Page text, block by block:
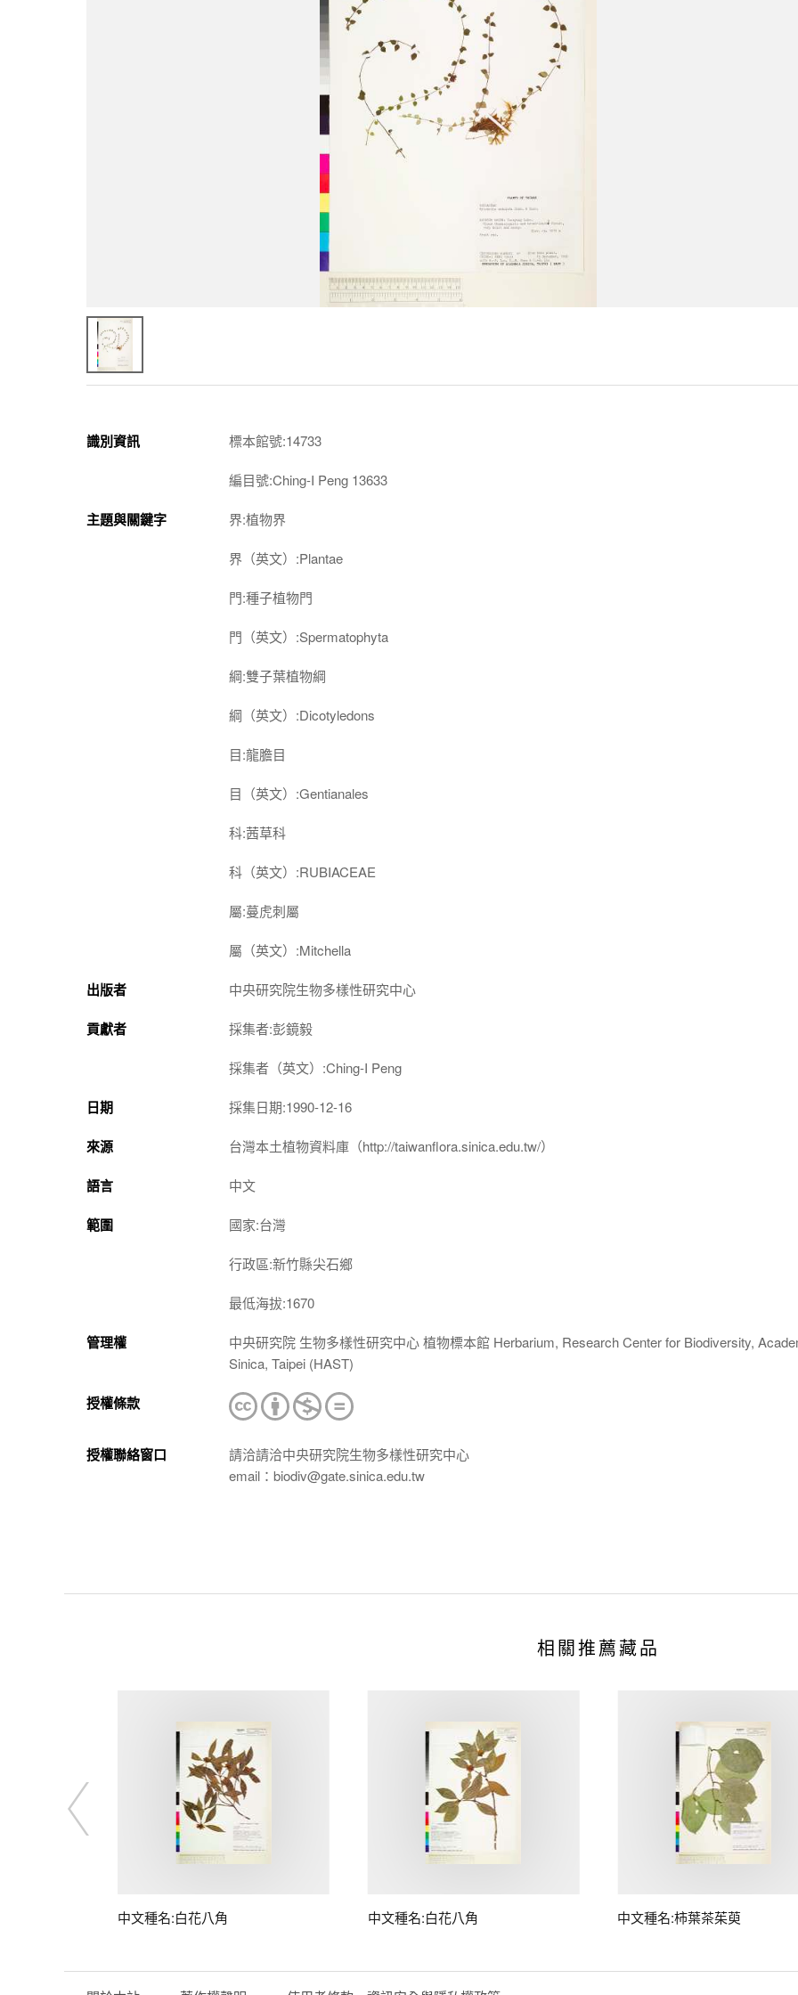
識別資訊 標本館號:14733
編目號:Ching-I Peng 13633
主題與關鍵字 界:植物界
界（英文）:Plantae
門:種子植物門
門（英文）:Spermatophyta
綱:雙子葉植物綱
綱（英文）:Dicotyledons
目:龍膽目
目（英文）:Gentianales
科:茜草科
科（英文）:RUBIACEAE
屬:蔓虎刺屬
屬（英文）:Mitchella
出版者 中央研究院生物多樣性研究中心
貢獻者 採集者:彭鏡毅
採集者（英文）:Ching-I Peng
日期 採集日期:1990-12-16
來源 台灣本土植物資料庫（http://taiwanflora.sinica.edu.tw/）
語言 中文
範圍 國家:台灣
行政區:新竹縣尖石鄉
最低海拔:1670
管理權
中央研究院 生物多樣性研究中心 植物標本館 Herbarium, Research Center for Biodiversity,
Sinica, Taipei (HAST)
授權條款
授權聯絡窗口
請洽請洽中央研究院生物多樣性研究中心
email：biodiv@gate.sinica.edu.tw
相關推薦藏品
中文種名:白花八角 中文種名:白花八角 中文種名:柿葉茶茱萸